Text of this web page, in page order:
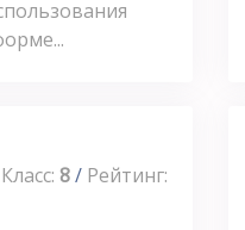
Класс: 8/ Рейтинг: